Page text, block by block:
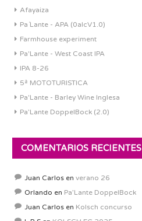
Afayaiza
Pa´Lante - APA (0alcV1.0)
Farmhouse experiment
Pa'Lante - West Coast IPA
IPA 8-26
5ª MOTOTURISTICA
Pa'Lante - Barley Wine Inglesa
Pa’Lante DoppelBock (2.0)
COMENTARIOS RECIENTES
Juan Carlos en verano 26
Orlando en Pa’Lante DoppelBock
Juan Carlos en Kolsch concurso